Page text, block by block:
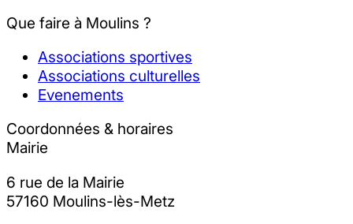
Que faire à Moulins ?
Associations sportives
Associations culturelles
Evenements
Coordonnées & horaires
Mairie
6 rue de la Mairie
57160 Moulins-lès-Metz